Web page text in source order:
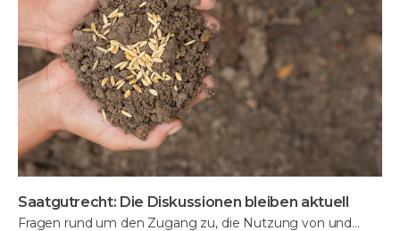
Saatgutrecht: Die Diskussionen bleiben aktuell
Fragen rund um den Zugang zu, die Nutzung von und…